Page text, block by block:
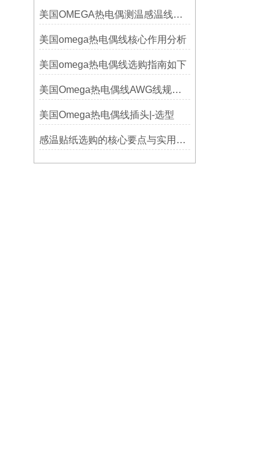
美国OMEGA热电偶测温感温线和插头插座连接器真伪原装正品判断查验方法
美国omega热电偶线核心作用分析
美国omega热电偶线选购指南如下
美国Omega热电偶线AWG线规对照表
美国Omega热电偶线插头|-选型
感温贴纸选购的核心要点与实用建议